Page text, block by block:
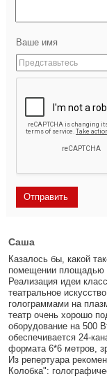
Ваше имя
Саша
Казалось бы, какой
помещении площадью
Реализация идеи
театральное
голограммами на
театр очень хорошо
оборудование на 500
обеспечивается 24-
формата 6*6 метров,
Из репертуара
Колобка":